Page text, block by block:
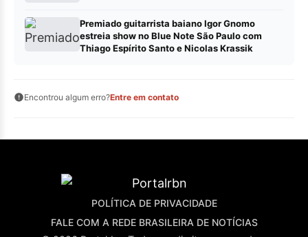
Premiado guitarrista baiano Igor Gnomo
estreia show no Blue Note São Paulo com
Thiago Espírito Santo e Nicolas Krassik
Encontrou algum erro?Entre em contato
POLÍTICA DE PRIVACIDADE
FALE COM A REDE BRASILEIRA DE NOTÍCIAS